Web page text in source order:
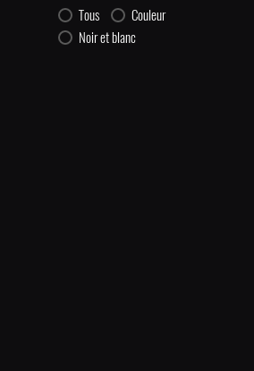
Tous
Couleur
Noir et blanc